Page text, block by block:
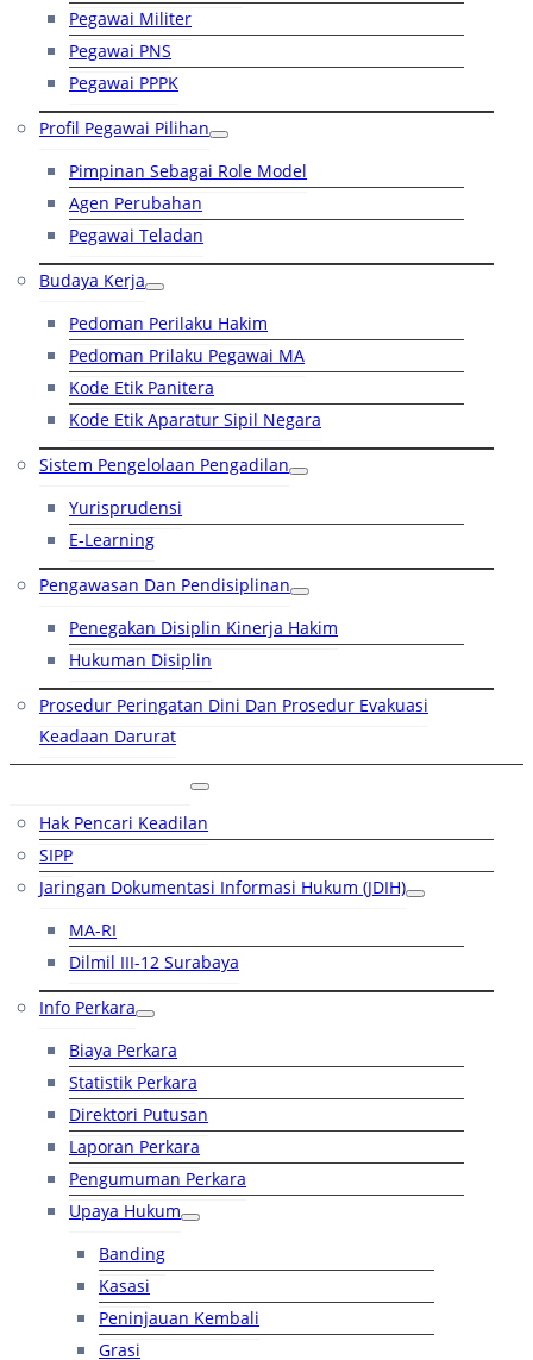
Pegawai Militer
Pegawai PNS
Pegawai PPPK
Profil Pegawai Pilihan
Pimpinan Sebagai Role Model
Agen Perubahan
Pegawai Teladan
Budaya Kerja
Pedoman Perilaku Hakim
Pedoman Prilaku Pegawai MA
Kode Etik Panitera
Kode Etik Aparatur Sipil Negara
Sistem Pengelolaan Pengadilan
Yurisprudensi
E-Learning
Pengawasan Dan Pendisiplinan
Penegakan Disiplin Kinerja Hakim
Hukuman Disiplin
Prosedur Peringatan Dini Dan Prosedur Evakuasi
Keadaan Darurat
Hak Pencari Keadilan
SIPP
Jaringan Dokumentasi Informasi Hukum (JDIH)
MA-RI
Dilmil III-12 Surabaya
Info Perkara
Biaya Perkara
Statistik Perkara
Direktori Putusan
Laporan Perkara
Pengumuman Perkara
Upaya Hukum
Banding
Kasasi
Peninjauan Kembali
Grasi